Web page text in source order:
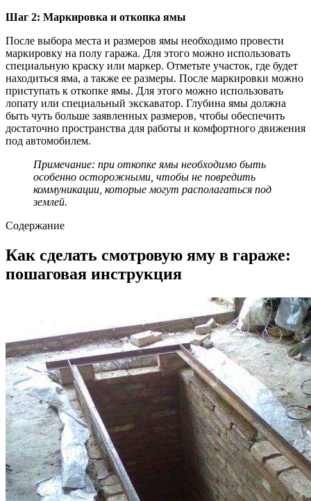
Шаг 2: Маркировка и откопка ямы
После выбора места и размеров ямы необходимо провести
маркировку на полу гаража. Для этого можно использовать
специальную краску или маркер. Отметьте участок, где будет
находиться яма, а также ее размеры. После маркировки можно
приступать к откопке ямы. Для этого можно использовать
лопату или специальный экскаватор. Глубина ямы должна
быть чуть больше заявленных размеров, чтобы обеспечить
достаточно пространства для работы и комфортного движения
под автомобилем.
Примечание: при откопке ямы необходимо быть
особенно осторожными, чтобы не повредить
коммуникации, которые могут располагаться под
землей.
Содержание
Как сделать смотровую яму в гараже:
пошаговая инструкция